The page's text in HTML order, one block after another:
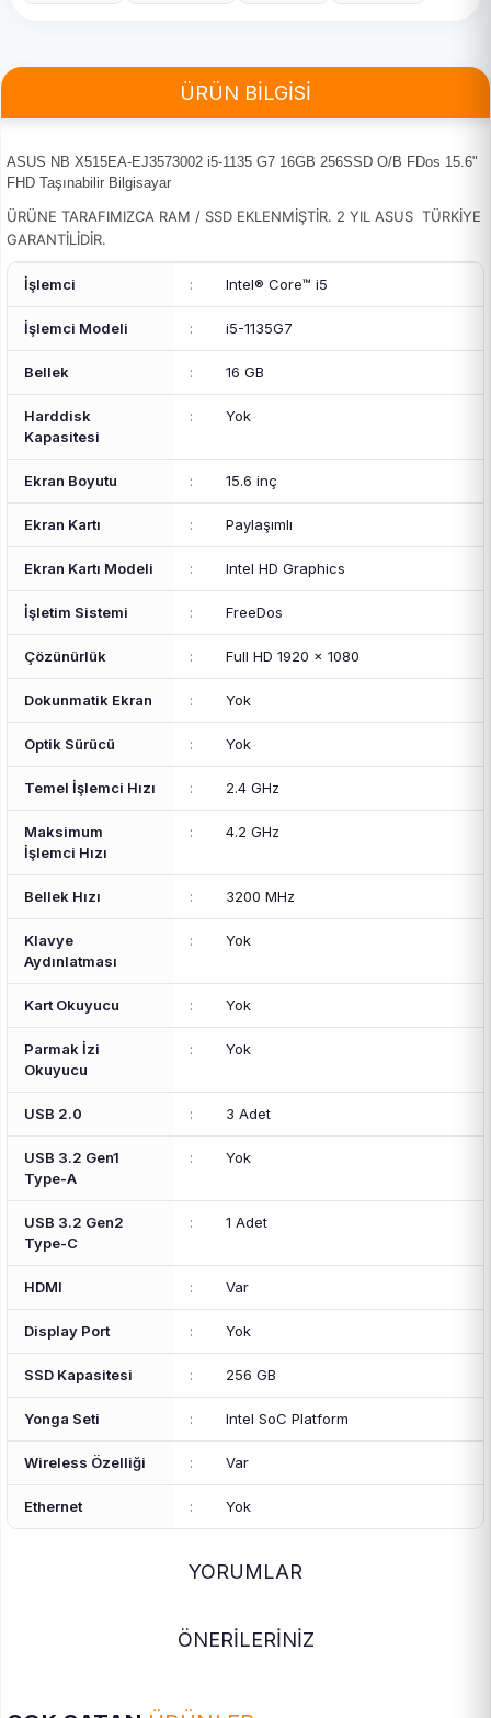
ÜRÜN BİLGİSİ
ASUS NB X515EA-EJ3573002 i5-1135 G7 16GB 256SSD O/B FDos 15.6"
FHD Taşınabilir Bilgisayar
ÜRÜNE TARAFIMIZCA RAM / SSD EKLENMİŞTİR. 2 YIL ASUS TÜRKİYE
GARANTİLİDİR.
İşlemci : Intel® Core™ i5
İşlemci Modeli : i5-1135G7
Bellek : 16 GB
Harddisk
Kapasitesi
: Yok
Ekran Boyutu : 15.6 inç
Ekran Kartı : Paylaşımlı
Ekran Kartı Modeli : Intel HD Graphics
İşletim Sistemi : FreeDos
Çözünürlük : Full HD 1920 x 1080
Dokunmatik Ekran : Yok
Optik Sürücü : Yok
Temel İşlemci Hızı : 2.4 GHz
Maksimum
İşlemci Hızı
: 4.2 GHz
Bellek Hızı : 3200 MHz
Klavye
Aydınlatması
: Yok
Kart Okuyucu : Yok
Parmak İzi
Okuyucu
: Yok
USB 2.0 : 3 Adet
USB 3.2 Gen1
Type-A
: Yok
USB 3.2 Gen2
Type-C
: 1 Adet
HDMI : Var
Display Port : Yok
SSD Kapasitesi : 256 GB
Yonga Seti : Intel SoC Platform
Wireless Özelliği : Var
Ethernet : Yok
YORUMLAR
ÖNERİLERİNİZ